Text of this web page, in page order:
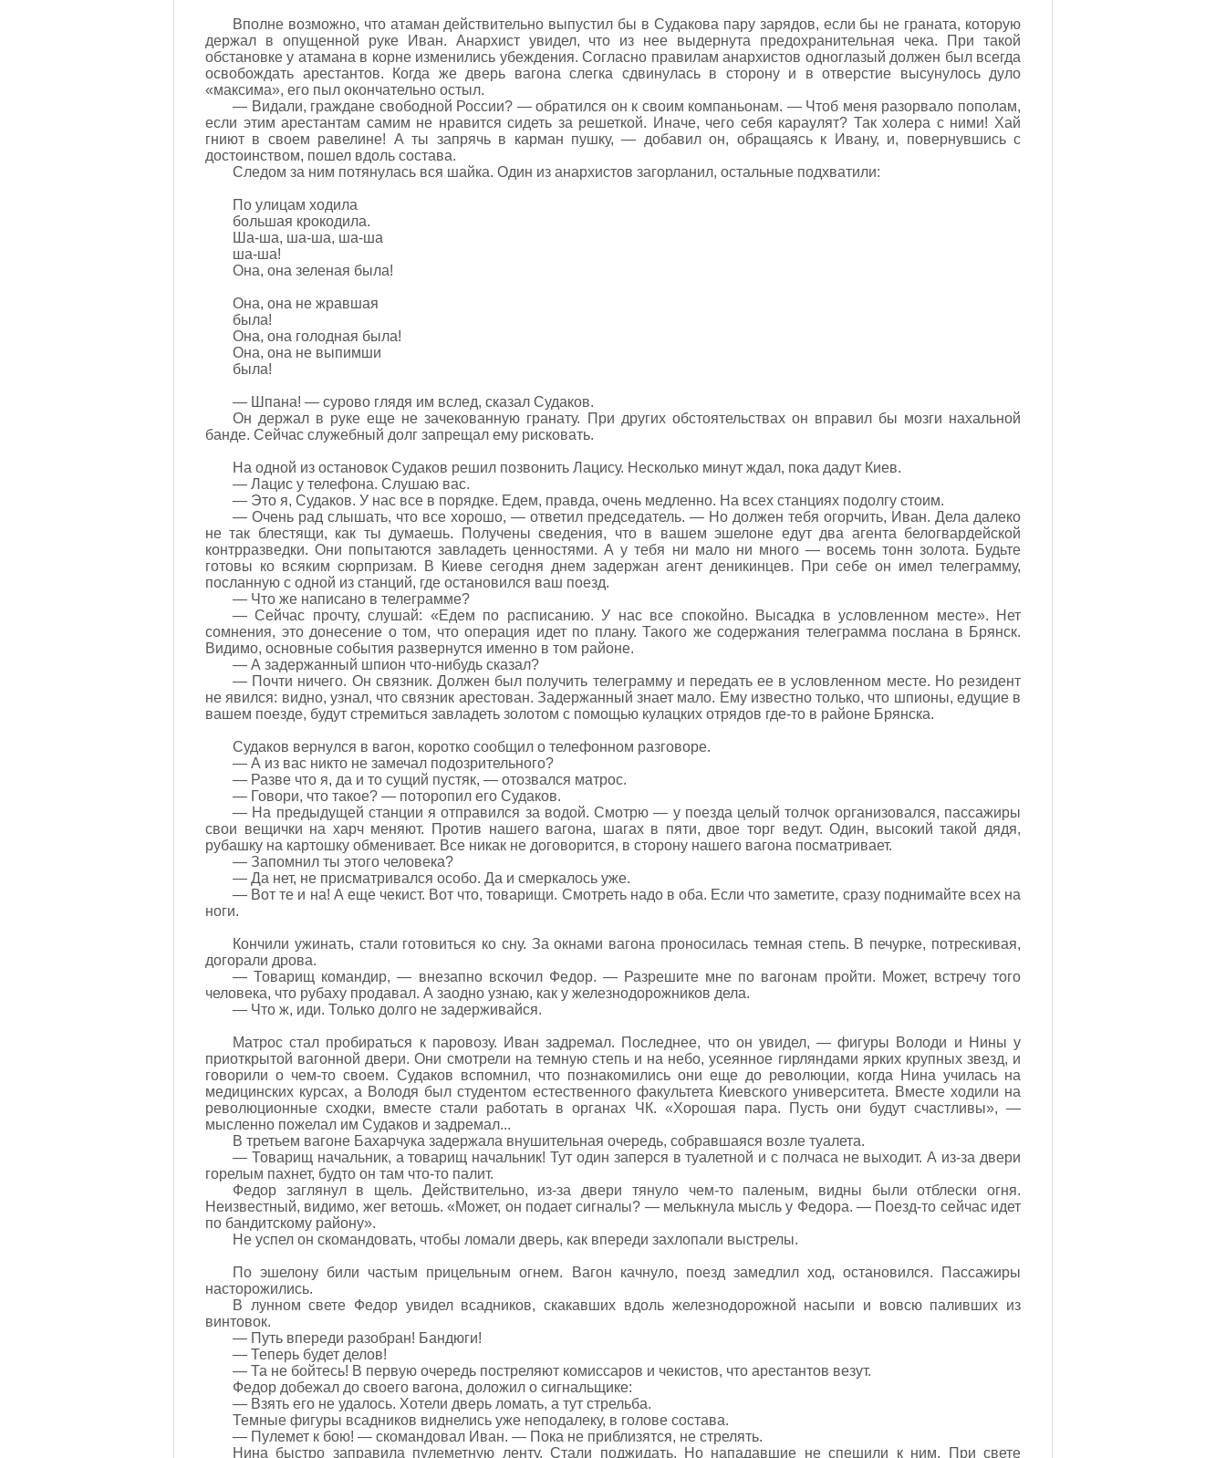
Вполне возможно, что атаман действительно выпустил бы в Судакова пару зарядов, если бы не граната, которую
держал в опущенной руке Иван. Анархист увидел, что из нее выдернута предохранительная чека. При такой
обстановке у атамана в корне изменились убеждения. Согласно правилам анархистов одноглазый должен был всегда
освобождать арестантов. Когда же дверь вагона слегка сдвинулась в сторону и в отверстие высунулось дуло
«максима», его пыл окончательно остыл.
— Видали, граждане свободной России? — обратился он к своим компаньонам. — Чтоб меня разорвало пополам,
если этим арестантам самим не нравится сидеть за решеткой. Иначе, чего себя караулят? Так холера с ними! Хай
гниют в своем равелине! А ты запрячь в карман пушку, — добавил он, обращаясь к Ивану, и, повернувшись с
достоинством, пошел вдоль состава.
Следом за ним потянулась вся шайка. Один из анархистов загорланил, остальные подхватили:
По улицам ходила
большая крокодила.
Ша-ша, ша-ша, ша-ша
ша-ша!
Она, она зеленая была!
Она, она не жравшая
была!
Она, она голодная была!
Она, она не выпимши
была!
— Шпана! — сурово глядя им вслед, сказал Судаков.
Он держал в руке еще не зачекованную гранату. При других обстоятельствах он вправил бы мозги нахальной
банде. Сейчас служебный долг запрещал ему рисковать.
На одной из остановок Судаков решил позвонить Лацису. Несколько минут ждал, пока дадут Киев.
— Лацис у телефона. Слушаю вас.
— Это я, Судаков. У нас все в порядке. Едем, правда, очень медленно. На всех станциях подолгу стоим.
— Очень рад слышать, что все хорошо, — ответил председатель. — Но должен тебя огорчить, Иван. Дела далеко
не так блестящи, как ты думаешь. Получены сведения, что в вашем эшелоне едут два агента белогвардейской
контрразведки. Они попытаются завладеть ценностями. А у тебя ни мало ни много — восемь тонн золота. Будьте
готовы ко всяким сюрпризам. В Киеве сегодня днем задержан агент деникинцев. При себе он имел телеграмму,
посланную с одной из станций, где остановился ваш поезд.
— Что же написано в телеграмме?
— Сейчас прочту, слушай: «Едем по расписанию. У нас все спокойно. Высадка в условленном месте». Нет
сомнения, это донесение о том, что операция идет по плану. Такого же содержания телеграмма послана в Брянск.
Видимо, основные события развернутся именно в том районе.
— А задержанный шпион что-нибудь сказал?
— Почти ничего. Он связник. Должен был получить телеграмму и передать ее в условленном месте. Но резидент
не явился: видно, узнал, что связник арестован. Задержанный знает мало. Ему известно только, что шпионы, едущие в
вашем поезде, будут стремиться завладеть золотом с помощью кулацких отрядов где-то в районе Брянска.
Судаков вернулся в вагон, коротко сообщил о телефонном разговоре.
— А из вас никто не замечал подозрительного?
— Разве что я, да и то сущий пустяк, — отозвался матрос.
— Говори, что такое? — поторопил его Судаков.
— На предыдущей станции я отправился за водой. Смотрю — у поезда целый толчок организовался, пассажиры
свои вещички на харч меняют. Против нашего вагона, шагах в пяти, двое торг ведут. Один, высокий такой дядя,
рубашку на картошку обменивает. Все никак не договорится, в сторону нашего вагона посматривает.
— Запомнил ты этого человека?
— Да нет, не присматривался особо. Да и смеркалось уже.
— Вот те и на! А еще чекист. Вот что, товарищи. Смотреть надо в оба. Если что заметите, сразу поднимайте всех на
ноги.
Кончили ужинать, стали готовиться ко сну. За окнами вагона проносилась темная степь. В печурке, потрескивая,
догорали дрова.
— Товарищ командир, — внезапно вскочил Федор. — Разрешите мне по вагонам пройти. Может, встречу того
человека, что рубаху продавал. А заодно узнаю, как у железнодорожников дела.
— Что ж, иди. Только долго не задерживайся.
Матрос стал пробираться к паровозу. Иван задремал. Последнее, что он увидел, — фигуры Володи и Нины у
приоткрытой вагонной двери. Они смотрели на темную степь и на небо, усеянное гирляндами ярких крупных звезд, и
говорили о чем-то своем. Судаков вспомнил, что познакомились они еще до революции, когда Нина училась на
медицинских курсах, а Володя был студентом естественного факультета Киевского университета. Вместе ходили на
революционные сходки, вместе стали работать в органах ЧК. «Хорошая пара. Пусть они будут счастливы», —
мысленно пожелал им Судаков и задремал...
В третьем вагоне Бахарчука задержала внушительная очередь, собравшаяся возле туалета.
— Товарищ начальник, а товарищ начальник! Тут один заперся в туалетной и с полчаса не выходит. А из-за двери
горелым пахнет, будто он там что-то палит.
Федор заглянул в щель. Действительно, из-за двери тянуло чем-то паленым, видны были отблески огня.
Неизвестный, видимо, жег ветошь. «Может, он подает сигналы? — мелькнула мысль у Федора. — Поезд-то сейчас идет
по бандитскому району».
Не успел он скомандовать, чтобы ломали дверь, как впереди захлопали выстрелы.
По эшелону били частым прицельным огнем. Вагон качнуло, поезд замедлил ход, остановился. Пассажиры
насторожились.
В лунном свете Федор увидел всадников, скакавших вдоль железнодорожной насыпи и вовсю паливших из
винтовок.
— Путь впереди разобран! Бандюги!
— Теперь будет делов!
— Та не бойтесь! В первую очередь постреляют комиссаров и чекистов, что арестантов везут.
Федор добежал до своего вагона, доложил о сигнальщике:
— Взять его не удалось. Хотели дверь ломать, а тут стрельба.
Темные фигуры всадников виднелись уже неподалеку, в голове состава.
— Пулемет к бою! — скомандовал Иван. — Пока не приблизятся, не стрелять.
Нина быстро заправила пулеметную ленту. Стали поджидать. Но нападавшие не спешили к ним. При свете